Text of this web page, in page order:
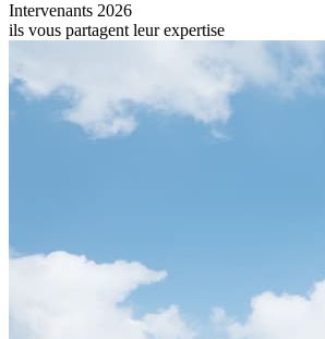
Intervenants 2026
ils vous partagent leur expertise